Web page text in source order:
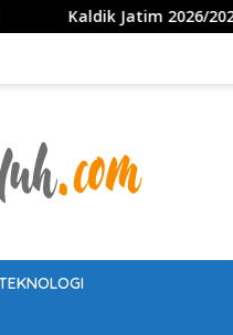
2026/2027 PDF: Panduan